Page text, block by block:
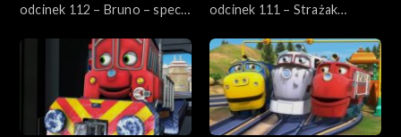
odcinek 112 – Bruno – spec
odcinek 111 – Strażak